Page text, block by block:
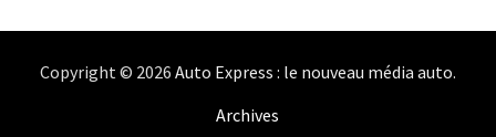
Copyright © 2026 Auto Express : le nouveau média auto.
Archives